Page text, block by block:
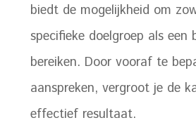
biedt de mogelijkheid om
specifieke doelgroep als een
bereiken. Door vooraf te
aanspreken, vergroot je de
effectief resultaat.